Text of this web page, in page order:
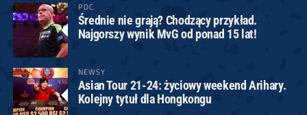
PDC
Średnie nie grają? Chodzący przykład.
Najgorszy wynik MvG od ponad 15 lat!
NEWSY
Asian Tour 21-24: życiowy weekend Arihary.
Kolejny tytuł dla Hongkongu